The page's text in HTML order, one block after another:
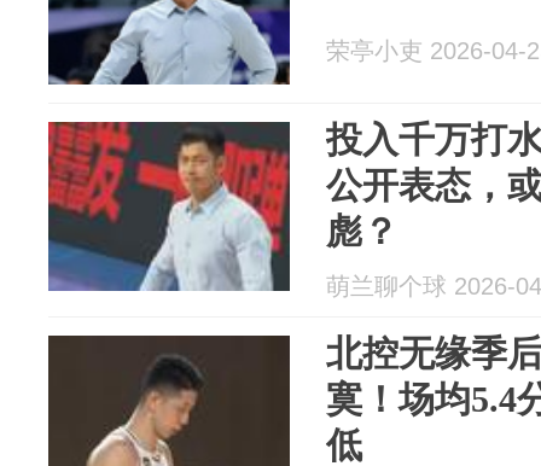
荣亭小吏 2026-04-
投入千万打
公开表态，
彪？
萌兰聊个球 2026-
北控无缘季
寞！场均5.4
低